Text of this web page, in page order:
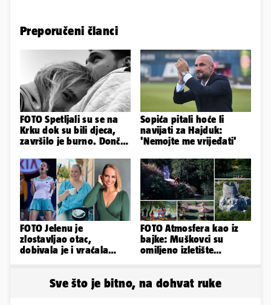
Preporučeni članci
FOTO Spetljali su se na
Krku dok su bili djeca,
završilo je burno. Dončić
Sopića pitali hoće li
navijati za Hajduk:
'Nemojte me vrijeđati'
FOTO Jelenu je
zlostavljao otac,
dobivala je i vraćala
FOTO Atmosfera kao iz
bajke: Muškovci su
omiljeno izletište
Sve što je bitno, na dohvat ruke